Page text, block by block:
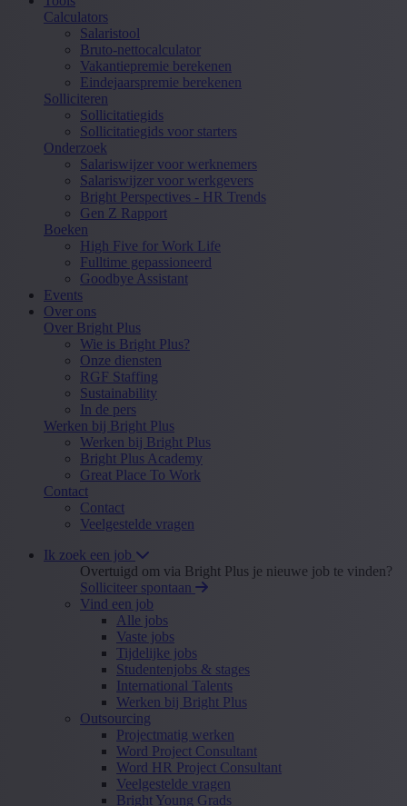
Calculators
Salaristool
Bruto-nettocalculator
Vakantiepremie berekenen
Eindejaarspremie berekenen
Solliciteren
Sollicitatiegids
Sollicitatiegids voor starters
Onderzoek
Salariswijzer voor werknemers
Salariswijzer voor werkgevers
Bright Perspectives - HR Trends
Gen Z Rapport
Boeken
High Five for Work Life
Fulltime gepassioneerd
Goodbye Assistant
Events
Over ons
Over Bright Plus
Wie is Bright Plus?
Onze diensten
RGF Staffing
Sustainability
In de pers
Werken bij Bright Plus
Werken bij Bright Plus
Bright Plus Academy
Great Place To Work
Contact
Contact
Veelgestelde vragen
Ik zoek een job
Overtuigd om via Bright Plus je nieuwe job te vinden?
Solliciteer spontaan
Vind een job
Alle jobs
Vaste jobs
Tijdelijke jobs
Studentenjobs & stages
International Talents
Werken bij Bright Plus
Outsourcing
Projectmatig werken
Word Project Consultant
Word HR Project Consultant
Veelgestelde vragen
Bright Young Grads